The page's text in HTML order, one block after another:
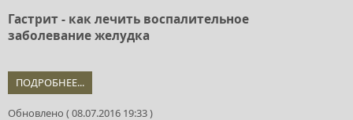
Гастрит - как лечить воспалительное
заболевание желудка
ПОДРОБНЕЕ...
Обновлено ( 08.07.2016 19:33 )